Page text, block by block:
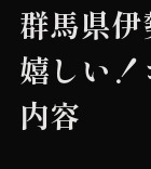
群馬県
嬉しい
内容